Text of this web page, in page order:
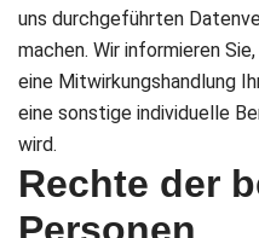
uns durchgeführten
machen. Wir informieren
eine Mitwirkungshandlung
eine sonstige individuelle
wird.
Rechte der